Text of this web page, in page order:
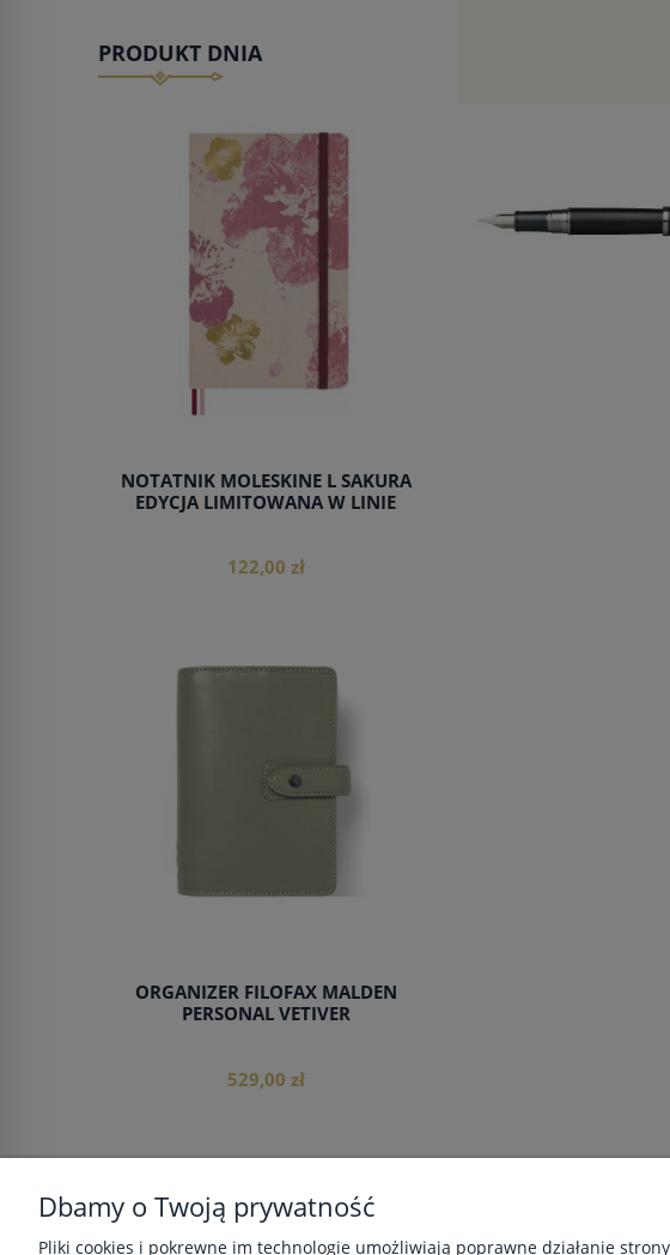
PRODUKT DNIA
NOTATNIK MOLESKINE L SAKURA
EDYCJA LIMITOWANA W LINIE
122,00 zł
ORGANIZER FILOFAX MALDEN
PERSONAL VETIVER
529,00 zł
do koszyka
POMOC MOJE KONTO
Dbamy o Twoją prywatność
Pliki cookies i pokrewne im technologie umożliwiają poprawne działanie